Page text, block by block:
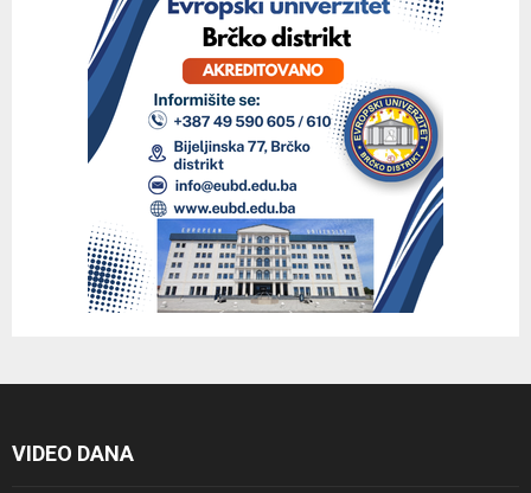
VIDEO DANA